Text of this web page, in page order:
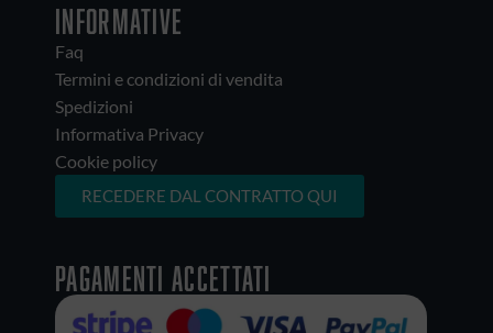
INFORMATIVE
Faq
Termini e condizioni di vendita
Spedizioni
Informativa Privacy
Cookie policy
RECEDERE DAL CONTRATTO QUI
Pagamenti accettati